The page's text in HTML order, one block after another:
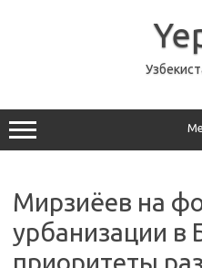
Мирзиёев на
урбанизации в
приоритеты